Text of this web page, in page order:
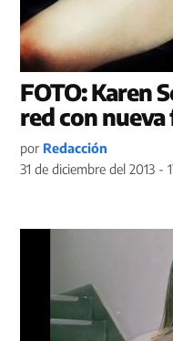
FOTO: Karen
red con
por Redacción
31 de diciembre del 2013 -